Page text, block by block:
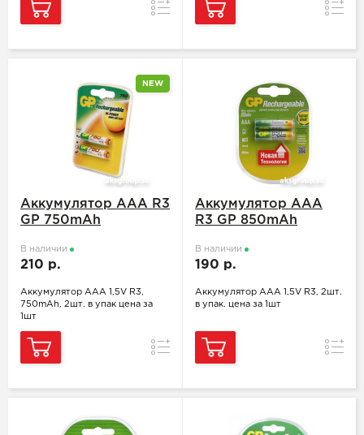
Сравнение
NEW
Аккумулятор ААA R3
GP 750mAh
В наличии
210 р.
Аккумулятор ААA 1,5V R3,
750mAh, 2шт. в упак цена за
1шт
Сравнение
Аккумулятор ААA
R3 GP 850mAh
В наличии
190 р.
Аккумулятор ААA 1,5V R3, 2шт.
в упак. цена за 1шт